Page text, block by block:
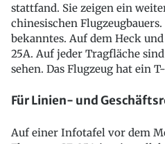
stattfand. Sie zeigen ein
chinesischen
bekanntes. Auf dem Heck
25A. Auf jeder Tragfläche
sehen. Das Flugzeug hat ein
Für Linien- und
Auf einer Infotafel vor dem